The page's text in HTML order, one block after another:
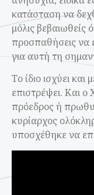
κατάσταση να
μόλις βεβαιωθείς
προσπαθήσεις να
για αυτή τη
Το ίδιο ισχύει
επιστρέψει. Και ο
πρόεδρος ή
κυρίαρχος
υποσχέθηκε να